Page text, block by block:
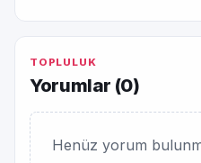
TOPLULUK
Yorumlar (0)
Henüz yorum